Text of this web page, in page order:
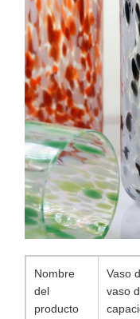
Nombre
del
producto
Vaso
vaso